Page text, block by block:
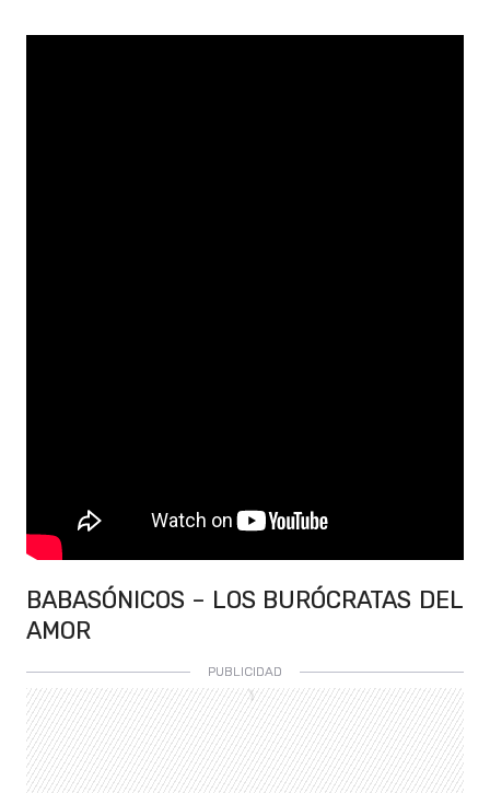
BABASÓNICOS – LOS BURÓCRATAS DEL
AMOR